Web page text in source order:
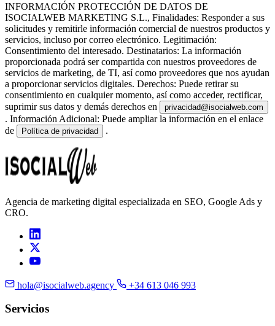
INFORMACIÓN PROTECCIÓN DE DATOS DE
ISOCIALWEB MARKETING S.L., Finalidades: Responder a sus
solicitudes y remitirle información comercial de nuestros productos y
servicios, incluso por correo electrónico. Legitimación:
Consentimiento del interesado. Destinatarios: La información
proporcionada podrá ser compartida con nuestros proveedores de
servicios de marketing, de TI, así como proveedores que nos ayudan
a proporcionar servicios digitales. Derechos: Puede retirar su
consentimiento en cualquier momento, así como acceder, rectificar,
suprimir sus datos y demás derechos en
privacidad@isocialweb.com
. Información Adicional: Puede ampliar la información en el enlace
de
Política de privacidad .
Agencia de marketing digital especializada en SEO, Google Ads y
CRO.
hola@isocialweb.agency +34 613 046 993
Servicios